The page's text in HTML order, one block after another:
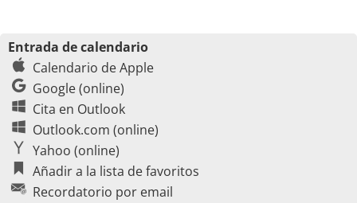
Entrada de calendario
Calendario de Apple
Google (online)
Cita en Outlook
Outlook.com (online)
Yahoo (online)
Añadir a la lista de favoritos
Recordatorio por email